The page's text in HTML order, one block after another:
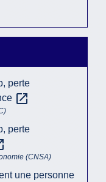
perte
open_in_new
perte
(CNSA)
une personne